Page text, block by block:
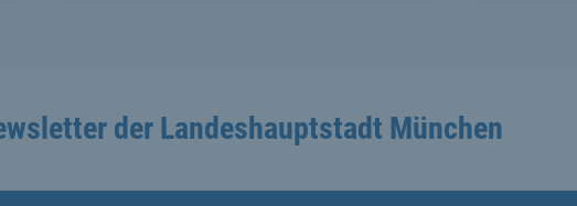
der Landeshauptstadt München